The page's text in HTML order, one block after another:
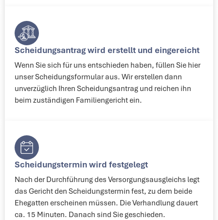
Scheidungsantrag wird erstellt und eingereicht​
Wenn Sie sich für uns entschieden haben, füllen Sie hier
unser Scheidungsformular aus. Wir erstellen dann
unverzüglich Ihren Scheidungsantrag und reichen ihn
beim zuständigen Familiengericht ein.
Scheidungstermin wird festgelegt​
Nach der Durchführung des Versorgungsausgleichs legt
das Gericht den Scheidungstermin fest, zu dem beide
Ehegatten erscheinen müssen. Die Verhandlung dauert
ca. 15 Minuten. Danach sind Sie geschieden.